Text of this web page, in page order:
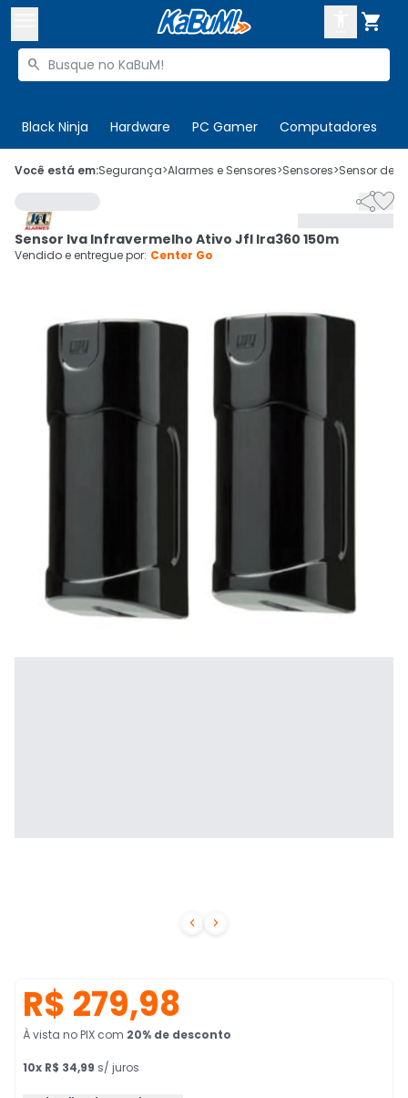

Buscar produtos

Black Ninja Hardware PC Gamer Computadores
 Olá. Acesse sua conta
 Departamentos
Cupons
Ativar tradutor em libras
CADASTRE-SE
Você está em:Segurança>Alarmes e Sensores>Sensores>Sensor de
 

Sensor Iva Infravermelho Ativo Jfl Ira360 150m
Vendido e entregue por: Center Go
R$ 279,98
À vista no PIX com 20% de desconto
10x R$ 34,99 s/ juros